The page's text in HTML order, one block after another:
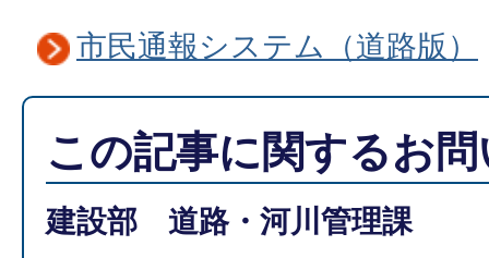
市民通報システム（道路版）
この記事に関するお
建設部 道路・河川管理課